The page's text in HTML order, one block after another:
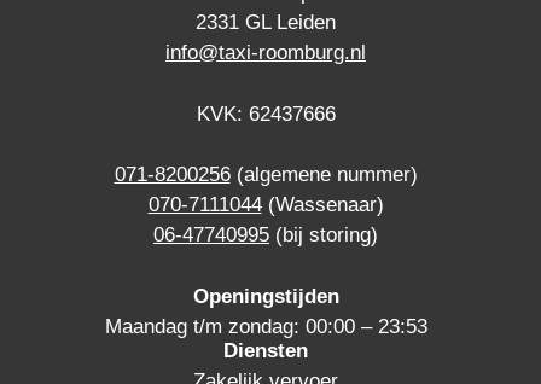
2331 GL Leiden
info@taxi-roomburg.nl
KVK: 62437666
071-8200256(algemene nummer)
070-7111044(Wassenaar)
06-47740995 (bij storing)
Openingstijden
Maandag t/m zondag: 00:00 – 23:53
Diensten